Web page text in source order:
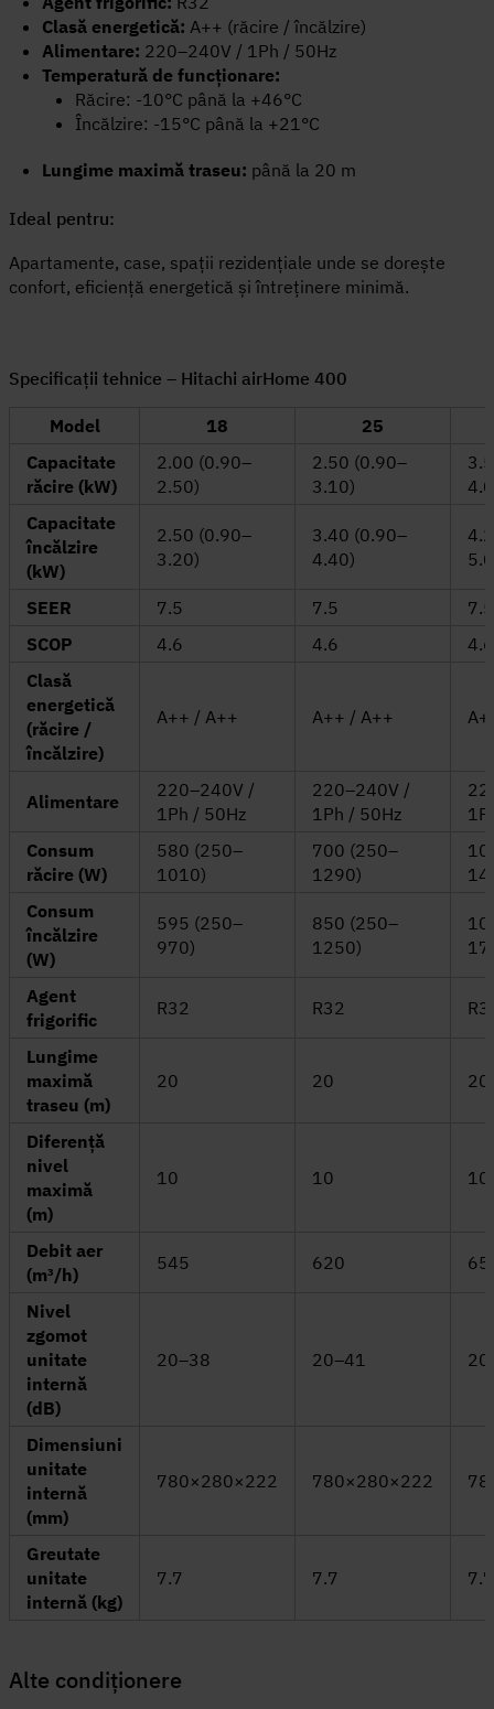
Clasă energetică: A++ (răcire / încălzire)
Alimentare: 220–240V / 1Ph / 50Hz
Temperatură de funcționare:
Răcire: -10°C până la +46°C
Încălzire: -15°C până la +21°C
Lungime maximă traseu: până la 20 m
Ideal pentru:
Apartamente, case, spații rezidențiale unde se dorește
confort, eficiență energetică și întreținere minimă.
Specificații tehnice – Hitachi airHome 400
Model 18
25
Capacitate
răcire (kW)
2.00 (0.90–
2.50)
2.50 (0.90–
3.10)
Capacitate
încălzire
(kW)
2.50 (0.90–
3.20)
3.40 (0.90–
4.40)
SEER 7.5 7.5
7.5
SCOP
4.6 4.6
4.6
Clasă
energetică
(răcire /
încălzire)
A++ / A++ A++ / A++
Alimentare
220–240V /
1Ph / 50Hz
220–240V /
1Ph / 50Hz
Consum
răcire (W)
580 (250–
1010)
700 (250–
1290)
Consum
încălzire
(W)
595 (250–
970)
850 (250–
1250)
Agent
frigorific
R32 R32
Lungime
maximă
traseu (m)
20 20 20
Diferență
nivel
maximă
(m)
10 10 10
Debit aer
(m³/h)
545 620
Nivel
zgomot
unitate
internă
(dB)
20–38 20–41
Dimensiuni
unitate
internă
(mm)
780×280×222 780×280×222
Greutate
unitate
internă (kg)
7.7 7.7 7.7
Alte condiționere